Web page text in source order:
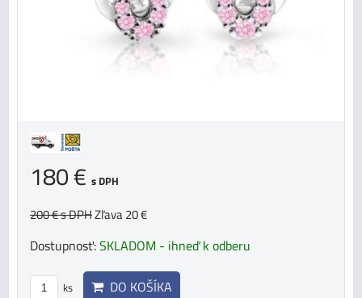
180 € s DPH
200 €s DPHZľava 20 €
Dostupnosť:SKLADOM - ihneď k odberu
ks DO KOŠÍKA